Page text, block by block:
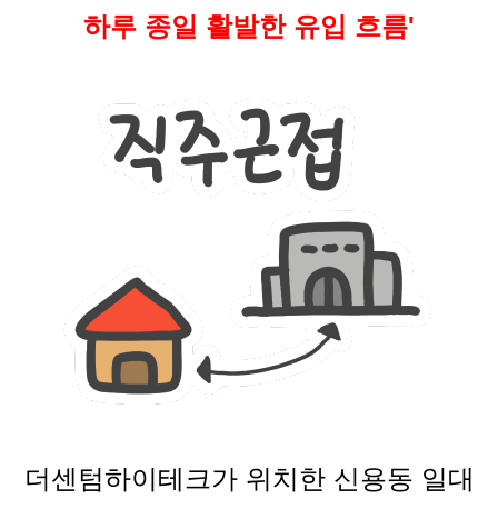
하루 종일 활발한 유입 흐름'
더센텀하이테크가 위치한 신용동 일대